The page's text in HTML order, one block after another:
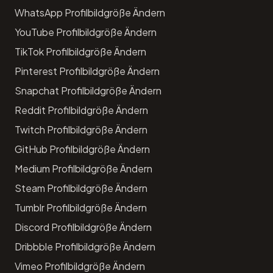
WhatsApp Profilbildgröße Ändern
YouTube Profilbildgröße Ändern
TikTok Profilbildgröße Ändern
Pinterest Profilbildgröße Ändern
Snapchat Profilbildgröße Ändern
Reddit Profilbildgröße Ändern
Twitch Profilbildgröße Ändern
GitHub Profilbildgröße Ändern
Medium Profilbildgröße Ändern
Steam Profilbildgröße Ändern
Tumblr Profilbildgröße Ändern
Discord Profilbildgröße Ändern
Dribbble Profilbildgröße Ändern
Vimeo Profilbildgröße Ändern